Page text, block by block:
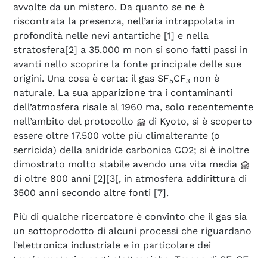
avvolte da un mistero. Da quanto se ne è
riscontrata la presenza, nell’aria intrappolata in
profondità nelle nevi antartiche [1] e nella
stratosfera[2] a 35.000 m non si sono fatti passi in
avanti nello scoprire la fonte principale delle sue
origini. Una cosa è certa: il gas SF5CF3 non è
naturale. La sua apparizione tra i contaminanti
dell’atmosfera risale al 1960 ma, solo recentemente
nell’ambito del protocollo
di Kyoto, si è scoperto
essere oltre 17.500 volte più climalterante (o
serricida) della anidride carbonica CO2; si è inoltre
dimostrato molto stabile avendo una vita media
di oltre 800 anni [2][3[, in atmosfera addirittura di
3500 anni secondo altre fonti [7].
Più di qualche ricercatore è convinto che il gas sia
un sottoprodotto di alcuni processi che riguardano
l’elettronica industriale e in particolare dei